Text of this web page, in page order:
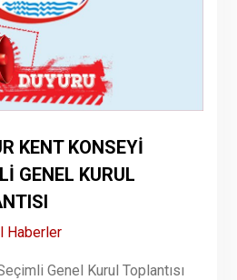
KENT KONSEYİ
GENEL KURUL
Haberler
Genel Kurul Toplantısı